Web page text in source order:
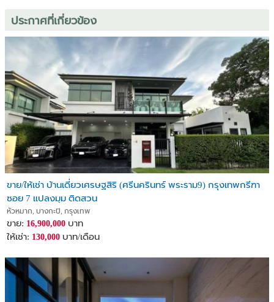
ประกาศที่เกี่ยวข้อง
ขาย/ให้เช่า บ้านเดี่ยวเศรษฐสิริ (ศรีนครินทร์ พระราม9) กรุงเทพกรีฑา
ซอย 7 แปลงมุม ติดสวน
หัวหมาก, บางกะปิ, กรุงเทพ
ขาย: 16,900,000 บาท
ให้เช่า: 130,000 บาท/เดือน